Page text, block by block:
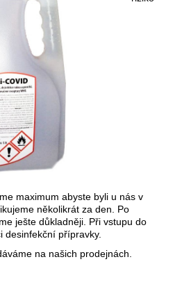
maximum abyste byli u nás v
několikrát za den. Po
ješte důkladněji. Při vstupu do
desinfekční přípravky.
na našich prodejnách.